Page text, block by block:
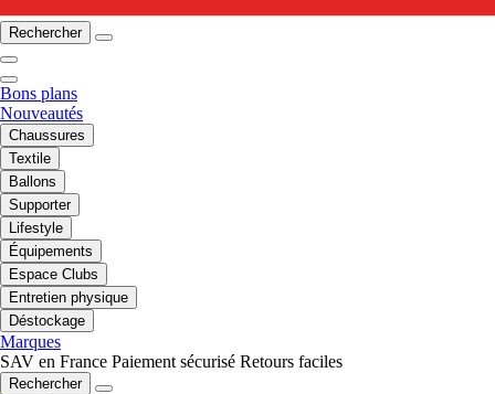
Rechercher
Bons plans
Nouveautés
Chaussures
Textile
Ballons
Supporter
Lifestyle
Équipements
Espace Clubs
Entretien physique
Déstockage
Marques
SAV en France Paiement sécurisé Retours faciles
Rechercher